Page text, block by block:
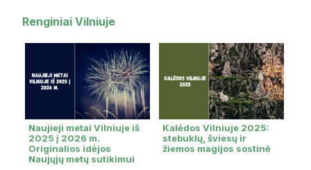
Renginiai Vilniuje
Naujieji metai Vilniuje iš
2025 į 2026 m.
Originalios idėjos
Naujųjų metų sutikimui
Kalėdos Vilniuje 2025:
stebuklų, šviesų ir
žiemos magijos sostinė